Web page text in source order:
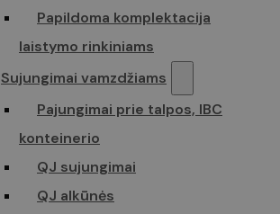
Papildoma komplektacija
laistymo rinkiniams
Sujungimai vamzdžiams
Pajungimai prie talpos, IBC
konteinerio
QJ sujungimai
QJ alkūnės